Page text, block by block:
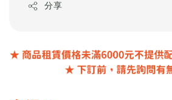
分享